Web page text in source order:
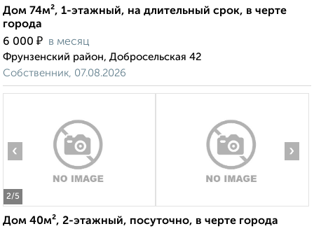
Дом 74м², 1-этажный, на длительный срок, в черте
города
6 000 ₽ в месяц
Фрунзенский район, Добросельская 42
Собственник, 07.08.2026
2/5
‹ ›
Дом 40м², 2-этажный, посуточно, в черте города